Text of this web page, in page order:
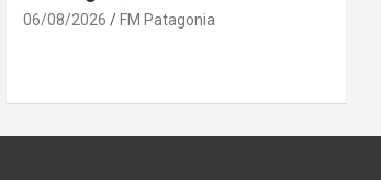
06/08/2026 FM Patagonia